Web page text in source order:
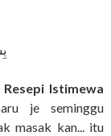
Istimewa
je seminggu
masak kan... itu